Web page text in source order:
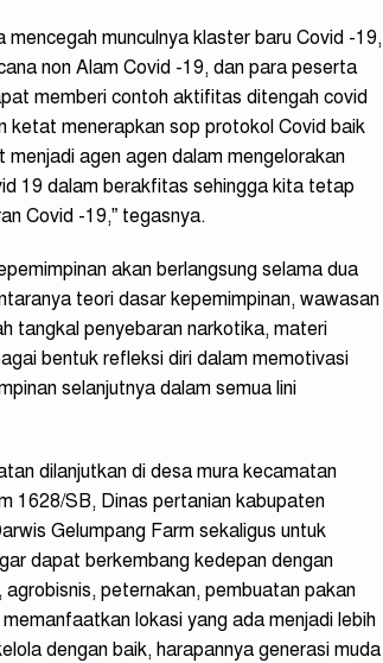
munculnya klaster baru Covid -19,
non Alam Covid -19, dan para peserta
memberi contoh aktifitas ditengah covid
ketat menerapkan sop protokol Covid baik
agen agen dalam mengelorakan
19 dalam berakfitas sehingga kita tetap
Covid -19,” tegasnya.
akan berlangsung selama dua
teori dasar kepemimpinan, wawasan
tangkal penyebaran narkotika, materi
bentuk refleksi diri dalam memotivasi
selanjutnya dalam semua lini
dilanjutkan di desa mura kecamatan
1628/SB, Dinas pertanian kabupaten
Gelumpang Farm sekaligus untuk
dapat berkembang kedepan dengan
peternakan, pembuatan pakan
lokasi yang ada menjadi lebih
dengan baik, harapannya generasi muda